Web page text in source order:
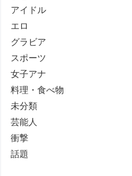
アイドル
エロ
グラビア
スポーツ
女子アナ
料理・食べ物
未分類
芸能人
衝撃
話題